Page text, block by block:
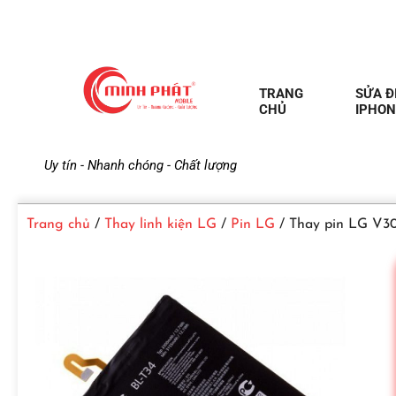
M
i
h
Uy tín - Nhanh chóng - Chất lượng
TRANG
CHỦ
SỬA
Trang chủ / Thay linh kiện LG / Pin LG / Thay pin LG